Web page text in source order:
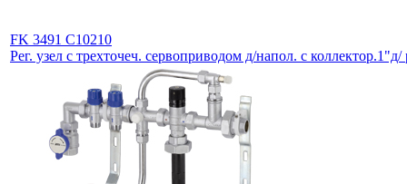
FK 3491 C10210
Рег. узел с трехточеч. сервоприводом д/напол. с